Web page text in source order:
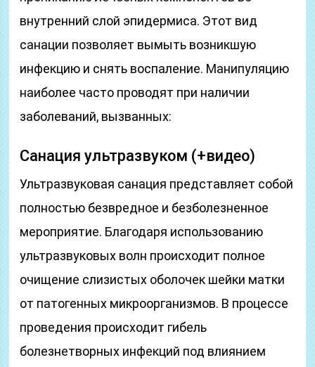
внутренний слой эпидермиса. Этот вид
санации позволяет вымыть возникшую
инфекцию и снять воспаление. Манипуляцию
наиболее часто проводят при наличии
заболеваний, вызванных:
Санация ультразвуком (+видео)
Ультразвуковая санация представляет собой
полностью безвредное и безболезненное
мероприятие. Благодаря использованию
ультразвуковых волн происходит полное
очищение слизистых оболочек шейки матки
от патогенных микроорганизмов. В процессе
проведения происходит гибель
болезнетворных инфекций под влиянием